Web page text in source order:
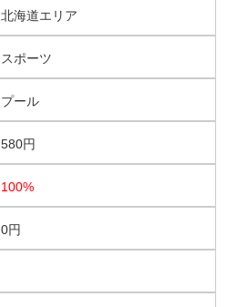
北海道エリア
スポーツ
プール
580円
100%
0円